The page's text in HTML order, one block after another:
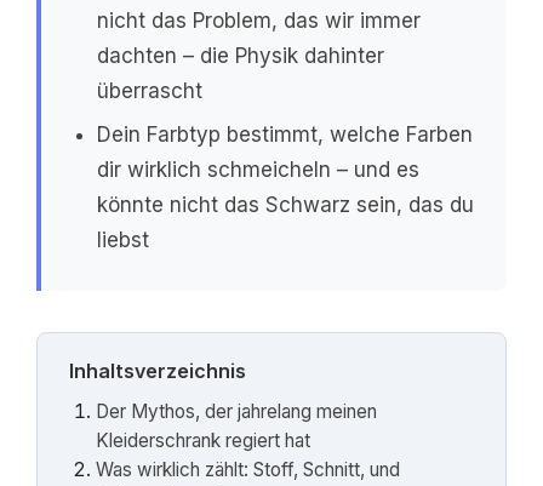
nicht das Problem, das wir immer
dachten – die Physik dahinter
überrascht
Dein Farbtyp bestimmt, welche Farben
dir wirklich schmeicheln – und es
könnte nicht das Schwarz sein, das du
liebst
Inhaltsverzeichnis
Der Mythos, der jahrelang meinen
Kleiderschrank regiert hat
Was wirklich zählt: Stoff, Schnitt, und